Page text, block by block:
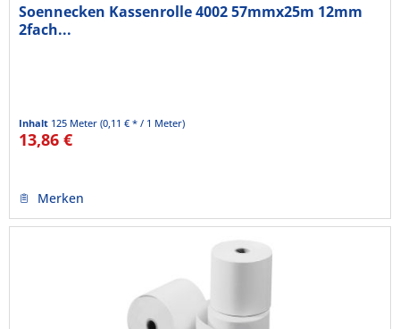
Soennecken Kassenrolle 4002 57mmx25m 12mm
2fach...
Inhalt 125 Meter(0,11 € * / 1 Meter)
13,86 €
Merken